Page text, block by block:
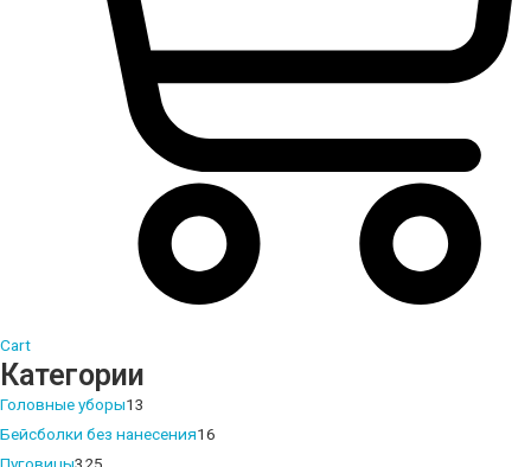
Cart
Категории
Головные уборы13
products
Бейсболки без нанесения16